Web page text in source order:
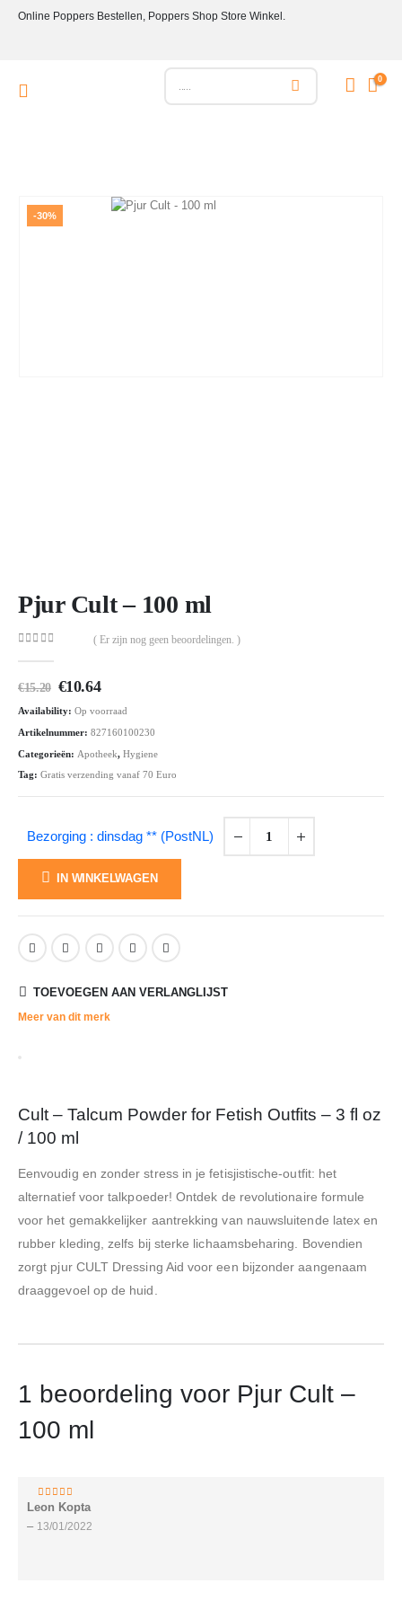
Online Poppers Bestellen, Poppers Shop Store Winkel.
0
-30%
Pjur Cult – 100 ml
( Er zijn nog geen beoordelingen. )
€15.20 Oorspronkelijke
was:
€15.20.
€10.64Huidige
is:
€10.64.
Availability: Op voorraad
Artikelnummer: 827160100230
Categorieën: Apotheek, Hygiene
Tag: Gratis verzending vanaf 70 Euro
Bezorging : dinsdag ** (PostNL)
IN WINKELWAGEN
TOEVOEGEN AAN VERLANGLIJST
Meer van dit merk
Cult – Talcum Powder for Fetish Outfits – 3 fl oz
/ 100 ml
Eenvoudig en zonder stress in je fetisjistische-outfit: het
alternatief voor talkpoeder! Ontdek de revolutionaire formule
voor het gemakkelijker aantrekking van nauwsluitende latex en
rubber kleding, zelfs bij sterke lichaamsbeharing. Bovendien
zorgt pjur CULT Dressing Aid voor een bijzonder aangenaam
draaggevoel op de huid.
1 beoordeling voor Pjur Cult –
100 ml
3van 5
Leon Kopta
– 13/01/2022